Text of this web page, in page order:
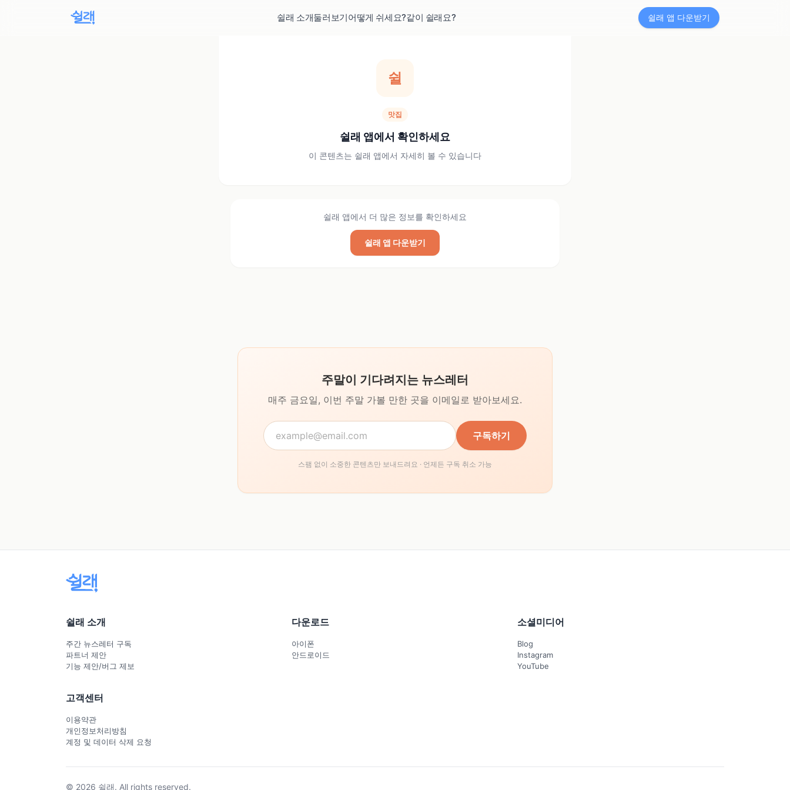
쉴래 소개둘러보기어떻게 쉬세요?같이 쉴래요? 쉴래 앱 다운받기
쉴
맛집
쉴래 앱에서 확인하세요
이 콘텐츠는 쉴래 앱에서 자세히 볼 수 있습니다
쉴래 앱에서 더 많은 정보를 확인하세요
쉴래 앱 다운받기
주말이 기다려지는 뉴스레터
매주 금요일, 이번 주말 가볼 만한 곳을 이메일로 받아보세요.
구독하기
스팸 없이 소중한 콘텐츠만 보내드려요 · 언제든 구독 취소 가능
쉴래 소개
주간 뉴스레터 구독
파트너 제안
기능 제안/버그 제보
다운로드
아이폰
안드로이드
소셜미디어
Blog
Instagram
YouTube
고객센터
이용약관
개인정보처리방침
계정 및 데이터 삭제 요청
© 2026 쉴래. All rights reserved.